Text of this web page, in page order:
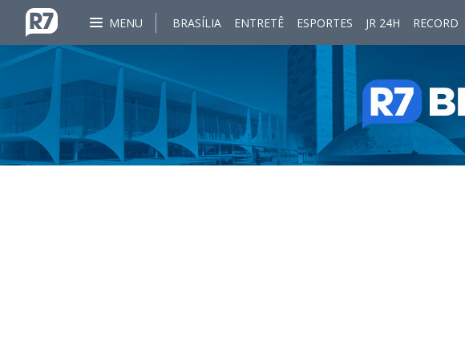
MENU BRASÍLIA ENTRETÊ ESPORTES JR 24H RECORD